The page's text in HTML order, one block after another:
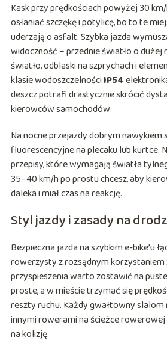
Kask przy prędkościach powyżej 30
osłaniać szczękę i potylicę, bo to te
uderzają o asfalt. Szybka jazda
widoczność – przednie światło o
światło, odblaski na szprychach i
klasie wodoszczelności IP54
deszcz potrafi drastycznie skrócić
kierowców samochodów.
Na nocne przejazdy dobrym nawykiem
fluorescencyjne na plecaku lub kurtce.
przepisy, które wymagają światła
35–40 km/h po prostu chcesz, aby
daleka i miał czas na reakcję.
Styl jazdy i zasady na
Bezpieczna jazda na szybkim e-bike’u
rowerzysty z rozsądnym korzystaniem
przyspieszenia warto zostawić na
proste, a w mieście trzymać się
reszty ruchu. Każdy gwałtowny slalom
innymi rowerami na ścieżce
na kolizję.